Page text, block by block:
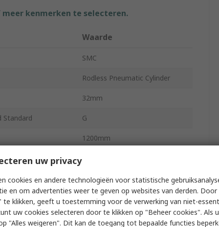
kenmerken te selecteren.
Waarde
SMC
Rodless Pneumatic Cylinder
32mm
Standard G
1200mm
Double Acting
Pressure 0.8 MPa
Aluminium Alloy
uw privacy
cookies en andere technologieën voor statistische
en om advertenties weer te geven op websites van derden. Door
te klikken, geeft u toestemming voor de verwerking van niet-
uw cookies selecteren door te klikken op "Beheer cookies". Als
"Alles weigeren". Dit kan de toegang tot bepaalde functies